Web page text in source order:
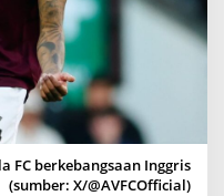
FC berkebangsaan Inggris
(sumber: X/@AVFCOfficial)